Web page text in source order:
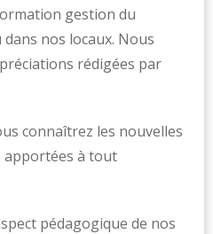
gestion du
nos locaux. Nous
rédigées par
connaîtrez les nouvelles
apportées à tout
pédagogique de nos